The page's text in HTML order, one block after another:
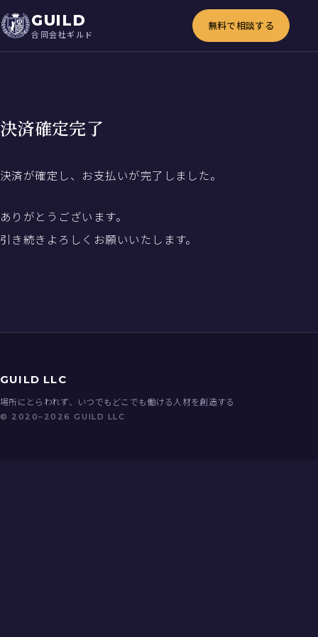
GUILD
合同会社ギルド
無料で相談する
決済確定完了
決済が確定し、お支払いが完了しました。
ありがとうございます。
引き続きよろしくお願いいたします。
GUILD LLC
場所にとらわれず、いつでもどこでも働ける人材を創造する
© 2020–2026 GUILD LLC